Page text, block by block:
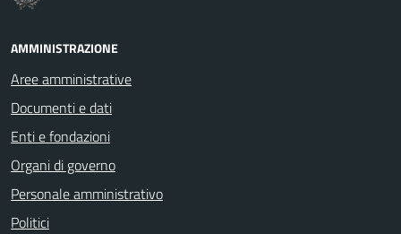
AMMINISTRAZIONE
Aree amministrative
Documenti e dati
Enti e fondazioni
Organi di governo
Personale amministrativo
Politici